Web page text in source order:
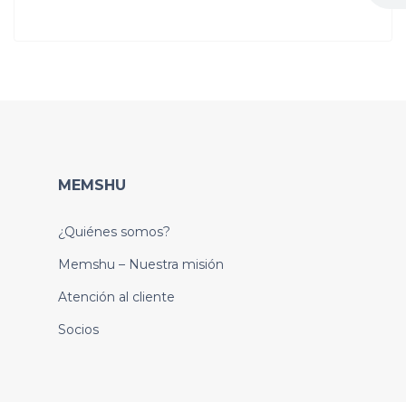
MEMSHU
¿Quiénes somos?
Memshu – Nuestra misión
Atención al cliente
Socios